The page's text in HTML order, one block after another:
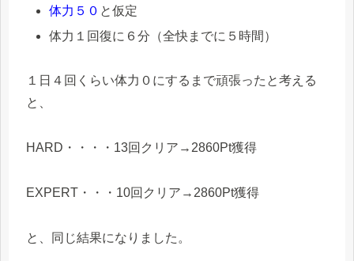
体力５０ と仮定
体力１回復に６分（全快までに５時間）
１日４回くらい体力０にするまで頑張ったと考える
と、
HARD・・・・13回クリア→ 2860Pt獲得
EXPERT・・・10回クリア→ 2860Pt獲得
と、同じ結果になりました。